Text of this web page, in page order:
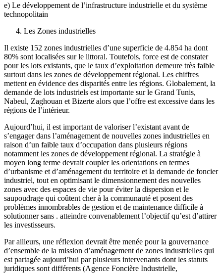
e) Le développement de l’infrastructure industrielle et du système
technopolitain
Les Zones industrielles
Il existe 152 zones industrielles d’une superficie de 4.854 ha dont
80% sont localisées sur le littoral. Toutefois, force est de constater
pour les lots existants, que le taux d’exploitation demeure très faible
surtout dans les zones de développement régional. Les chiffres
mettent en évidence des disparités entre les régions. Globalement, la
demande de lots industriels est importante sur le Grand Tunis,
Nabeul, Zaghouan et Bizerte alors que l’offre est excessive dans les
régions de l’intérieur.
Aujourd’hui, il est important de valoriser l’existant avant de
s’engager dans l’aménagement de nouvelles zones industrielles en
raison d’un faible taux d’occupation dans plusieurs régions
notamment les zones de développement régional. La stratégie à
moyen long terme devrait coupler les orientations en termes
d’urbanisme et d’aménagement du territoire et la demande de foncier
industriel, tout en optimisant le dimensionnement des nouvelles
zones avec des espaces de vie pour éviter la dispersion et le
saupoudrage qui coûtent cher à la communauté et posent des
problèmes innombrables de gestion et de maintenance difficile à
solutionner sans . atteindre convenablement l’objectif qu’est d’attirer
les investisseurs.
Par ailleurs, une réflexion devrait être menée pour la gouvernance
d’ensemble de la mission d’aménagement de zones industrielles qui
est partagée aujourd’hui par plusieurs intervenants dont les statuts
juridiques sont différents (Agence Foncière Industrielle,